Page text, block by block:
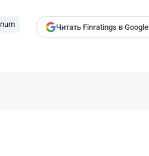
Читать Finratings в Google